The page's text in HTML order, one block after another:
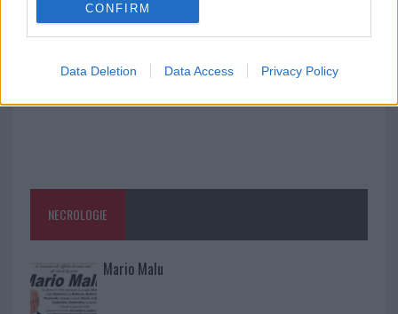
CONFIRM
Data Deletion Data Access Privacy Policy
NECROLOGIE
Mario Malu